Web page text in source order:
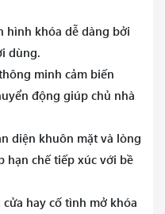
hình khóa dễ dàng bởi
dùng.
minh cảm biến
động giúp chủ nhà
diện khuôn mặt và lòng
hạn chế tiếp xúc với bề
hay cố tình mở khóa